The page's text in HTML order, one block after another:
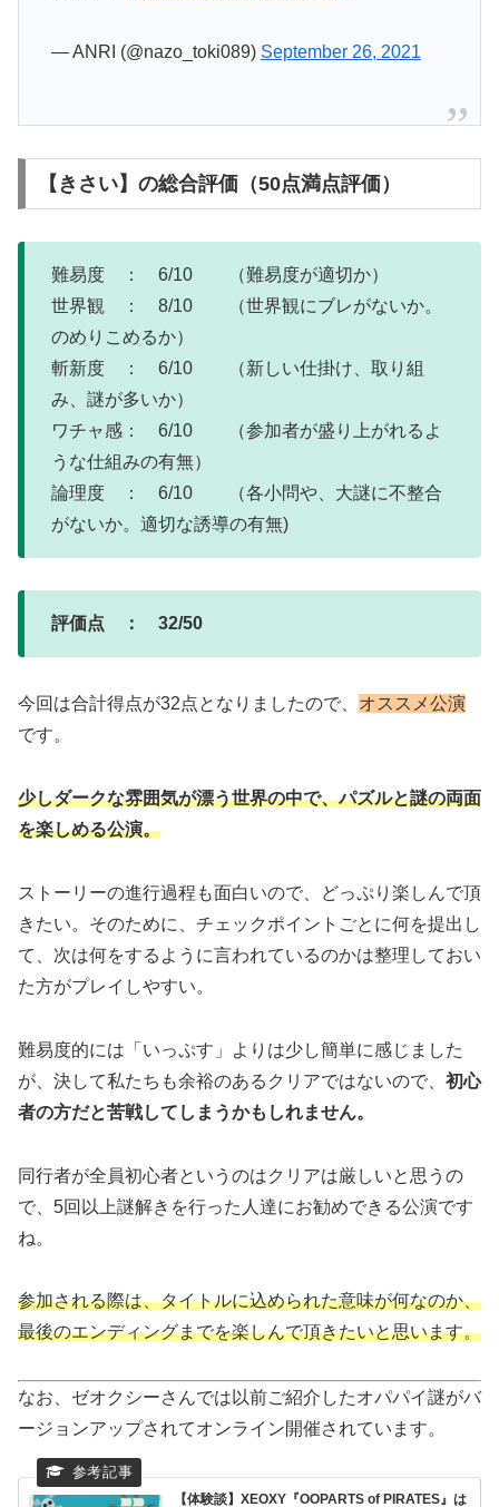
— ANRI (@nazo_toki089) September 26, 2021
【きさい】の総合評価（50点満点評価）
難易度 ： 6/10 （難易度が適切か）
世界観 ： 8/10 （世界観にブレがないか。
のめりこめるか）
斬新度 ： 6/10 （新しい仕掛け、取り組
み、謎が多いか）
ワチャ感： 6/10 （参加者が盛り上がれるよ
うな仕組みの有無）
論理度 ： 6/10 （各小問や、大謎に不整合
がないか。適切な誘導の有無)
評価点 ： 32/50
今回は合計得点が32点となりましたので、 オススメ公演
です。
少しダークな雰囲気が漂う世界の中で、パズルと謎の両面
を楽しめる公演。
ストーリーの進行過程も面白いので、どっぷり楽しんで頂
きたい。そのために、チェックポイントごとに何を提出し
て、次は何をするように言われているのかは整理しておい
た方がプレイしやすい。
難易度的には「いっぷす」よりは少し簡単に感じました
が、決して私たちも余裕のあるクリアではないので、 初心
者の方だと苦戦してしまうかもしれません。
同行者が全員初心者というのはクリアは厳しいと思うの
で、5回以上謎解きを行った人達にお勧めできる公演です
ね。
参加される際は、タイトルに込められた意味が何なのか、
最後のエンディングまでを楽しんで頂きたいと思います。
なお、ゼオクシーさんでは以前ご紹介したオパパイ謎がバ
ージョンアップされてオンライン開催されています。
【体験談】XEOXY『​OOPARTS of PIRATES』は